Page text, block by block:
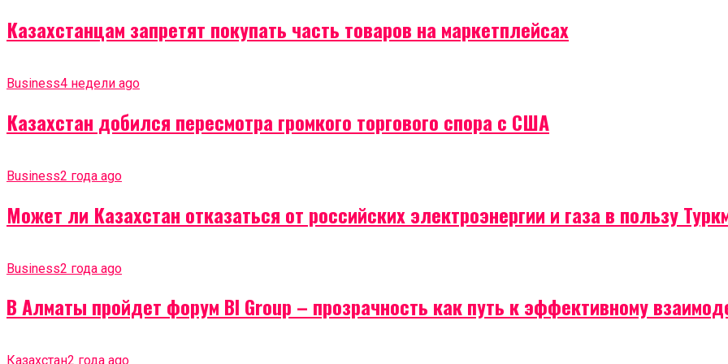
Казахстанцам запретят покупать часть товаров на маркетплейсах
Business4 недели ago
Казахстан добился пересмотра громкого торгового спора с США
Business2 года ago
Может ли Казахстан отказаться от российских электроэнергии и газа в пользу
Business2 года ago
В Алматы пройдет форум BI Group – прозрачность как путь к эффективному
Казахстан2 года ago